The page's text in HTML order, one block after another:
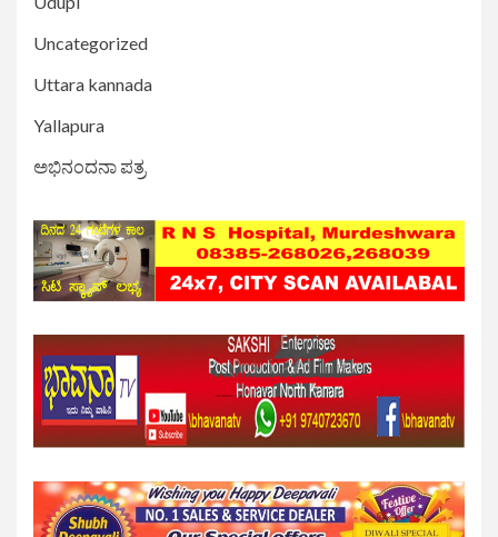
Uncategorized
Uttara kannada
Yallapura
ಅಭಿನಂದನಾ ಪತ್ರ